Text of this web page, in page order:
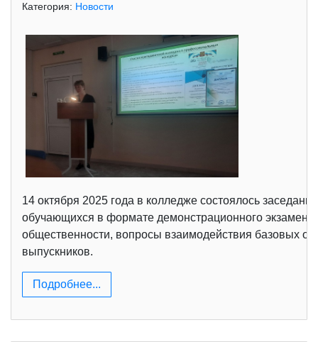
Категория: Новости
14 октября 2025 года в колледже состоялось
обучающихся в формате демонстрационного
общественности, вопросы взаимодействия базовых
выпускников.
Подробнее...